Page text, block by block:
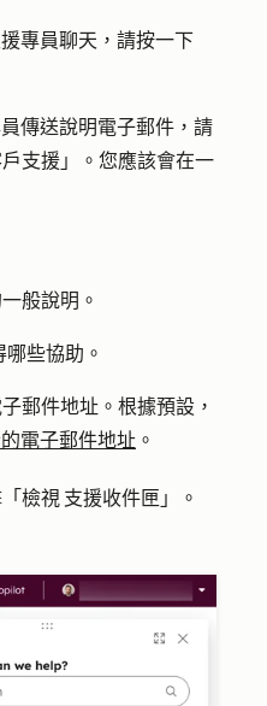
專員聊天，請按一下
傳送說明電子郵件，請
支援 」。您應該會在一
般說明。
些協助。
郵件地址。根據預設，
電子郵件地址 。
檢視 支援收件匣 」。